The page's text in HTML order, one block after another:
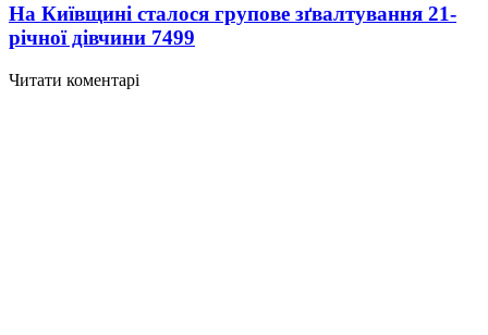
На Київщині сталося групове зґвалтування 21-
річної дівчини 7499
Читати коментарі